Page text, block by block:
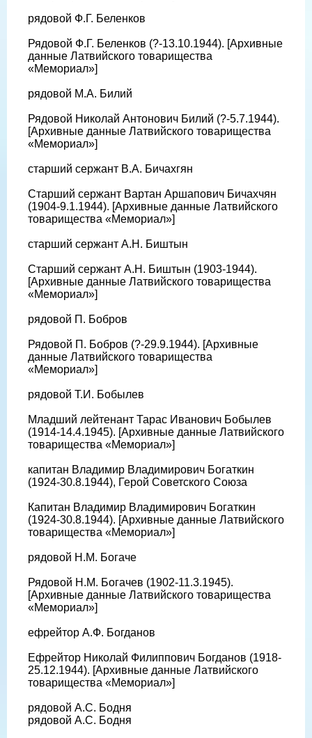
рядовой Ф.Г. Беленков
Рядовой Ф.Г. Беленков (?-13.10.1944). [Архивные
данные Латвийского товарищества
«Мемориал»]
рядовой М.А. Билий
Рядовой Николай Антонович Билий (?-5.7.1944).
[Архивные данные Латвийского товарищества
«Мемориал»]
старший сержант В.А. Бичахгян
Старший сержант Вартан Аршапович Бичахчян
(1904-9.1.1944). [Архивные данные Латвийского
товарищества «Мемориал»]
старший сержант А.Н. Биштын
Старший сержант А.Н. Биштын (1903-1944).
[Архивные данные Латвийского товарищества
«Мемориал»]
рядовой П. Бобров
Рядовой П. Бобров (?-29.9.1944). [Архивные
данные Латвийского товарищества
«Мемориал»]
рядовой Т.И. Бобылев
Младший лейтенант Тарас Иванович Бобылев
(1914-14.4.1945). [Архивные данные Латвийского
товарищества «Мемориал»]
капитан Владимир Владимирович Богаткин
(1924-30.8.1944), Герой Советского Союза
Капитан Владимир Владимирович Богаткин
(1924-30.8.1944). [Архивные данные Латвийского
товарищества «Мемориал»]
рядовой Н.М. Богаче
Рядовой Н.М. Богачев (1902-11.3.1945).
[Архивные данные Латвийского товарищества
«Мемориал»]
ефрейтор А.Ф. Богданов
Ефрейтор Николай Филиппович Богданов (1918-
25.12.1944). [Архивные данные Латвийского
товарищества «Мемориал»]
рядовой А.С. Бодня
рядовой А.С. Бодня